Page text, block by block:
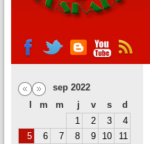
sep 2022
m m j v s
d
1
2 3
4
5
6 7 8 9 10
11